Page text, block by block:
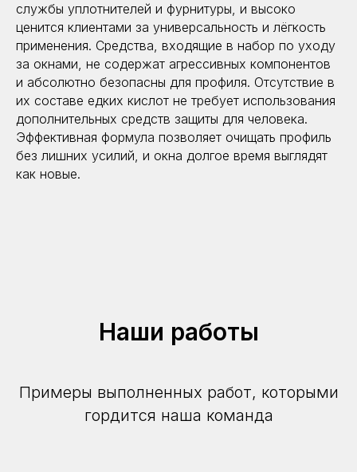
службы уплотнителей и фурнитуры, и высоко
ценится клиентами за универсальность и лёгкость
применения. Средства, входящие в набор по уходу
за окнами, не содержат агрессивных компонентов
и абсолютно безопасны для профиля. Отсутствие в
их составе едких кислот не требует использования
дополнительных средств защиты для человека.
Эффективная формула позволяет очищать профиль
без лишних усилий, и окна долгое время выглядят
как новые.
Наши работы
Примеры выполненных работ, которыми
гордится наша команда